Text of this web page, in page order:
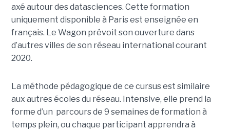
axé autour des datasciences. Cette formation
uniquement disponible à Paris est enseignée en
français. Le Wagon prévoit son ouverture dans
d’autres villes de son réseau international courant
2020.
La méthode pédagogique de ce cursus est similaire
aux autres écoles du réseau. Intensive, elle prend la
forme d’un parcours de 9 semaines de formation à
temps plein, ou chaque participant apprendra à